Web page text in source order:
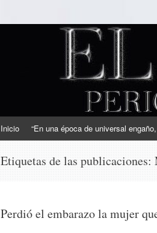
EL SINDICAL
Periodismo Inteligente
Inicio “En una época de universal
Etiquetas de las publicaciones:
Perdió el embarazo la mujer